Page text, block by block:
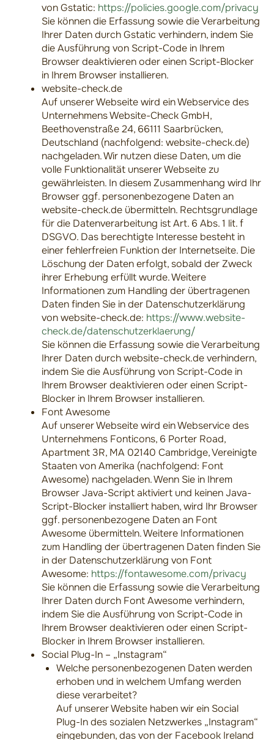
von Gstatic: https://policies.google.com/privacy
Sie können die Erfassung sowie die Verarbeitung
Ihrer Daten durch Gstatic verhindern, indem Sie
die Ausführung von Script-Code in Ihrem
Browser deaktivieren oder einen Script-Blocker
in Ihrem Browser installieren.
website-check.de
Auf unserer Webseite wird ein Webservice des
Unternehmens Website-Check GmbH,
Beethovenstraße 24, 66111 Saarbrücken,
Deutschland (nachfolgend: website-check.de)
nachgeladen. Wir nutzen diese Daten, um die
volle Funktionalität unserer Webseite zu
gewährleisten. In diesem Zusammenhang wird Ihr
Browser ggf. personenbezogene Daten an
website-check.de übermitteln. Rechtsgrundlage
für die Datenverarbeitung ist Art. 6 Abs. 1 lit. f
DSGVO. Das berechtigte Interesse besteht in
einer fehlerfreien Funktion der Internetseite. Die
Löschung der Daten erfolgt, sobald der Zweck
ihrer Erhebung erfüllt wurde. Weitere
Informationen zum Handling der übertragenen
Daten finden Sie in der Datenschutzerklärung
von website-check.de: https://www.website-
check.de/datenschutzerklaerung/
Sie können die Erfassung sowie die Verarbeitung
Ihrer Daten durch website-check.de verhindern,
indem Sie die Ausführung von Script-Code in
Ihrem Browser deaktivieren oder einen Script-
Blocker in Ihrem Browser installieren.
Font Awesome
Auf unserer Webseite wird ein Webservice des
Unternehmens Fonticons, 6 Porter Road,
Apartment 3R, MA 02140 Cambridge, Vereinigte
Staaten von Amerika (nachfolgend: Font
Awesome) nachgeladen. Wenn Sie in Ihrem
Browser Java-Script aktiviert und keinen Java-
Script-Blocker installiert haben, wird Ihr Browser
ggf. personenbezogene Daten an Font
Awesome übermitteln. Weitere Informationen
zum Handling der übertragenen Daten finden Sie
in der Datenschutzerklärung von Font
Awesome: https://fontawesome.com/privacy
Sie können die Erfassung sowie die Verarbeitung
Ihrer Daten durch Font Awesome verhindern,
indem Sie die Ausführung von Script-Code in
Ihrem Browser deaktivieren oder einen Script-
Blocker in Ihrem Browser installieren.
Social Plug-In – „Instagram“
Welche personenbezogenen Daten werden
erhoben und in welchem Umfang werden
diese verarbeitet?
Auf unserer Website haben wir ein Social
Plug-In des sozialen Netzwerkes „Instagram“
eingebunden, das von der Facebook Ireland